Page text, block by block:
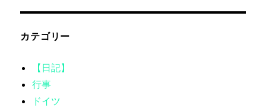
カテゴリー
【日記】
行事
ドイツ